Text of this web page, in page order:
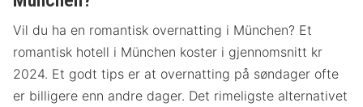
Vil du ha en romantisk overnatting i München? Et
romantisk hotell i München koster i gjennomsnitt kr
2024. Et godt tips er at overnatting på søndager ofte
er billigere enn andre dager. Det rimeligste alternativet